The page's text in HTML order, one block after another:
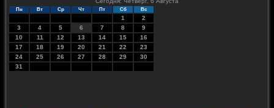
Пн Вт Ср Чт Пт Сб Вс
1
2
3
4 5 6 7 8
9
10
11 12 13 14 15
16
17
18 19 20 21 22
23
24
25 26 27 28 29
30
31